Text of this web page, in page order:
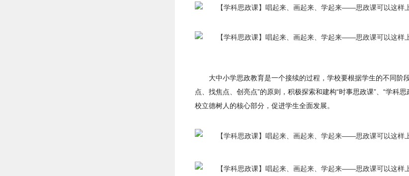
大中小学思政教育是一个接续的过程，学校要根据学生的不同
点、找焦点、创亮点”的原则，积极探索和建构“时事思政课”、“学科
校立德树人的核心部分，促进学生全面发展。